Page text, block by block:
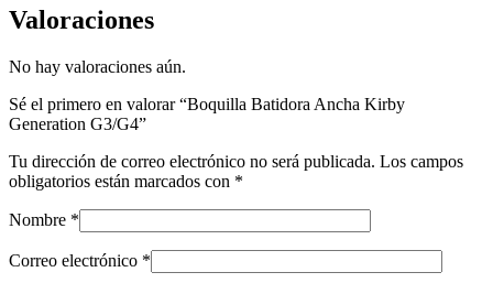
Valoraciones
No hay valoraciones aún.
Sé el primero en valorar “Boquilla Batidora Ancha Kirby
Generation G3/G4”
Tu dirección de correo electrónico no será publicada. Los campos
obligatorios están marcados con *
Nombre *
Correo electrónico *